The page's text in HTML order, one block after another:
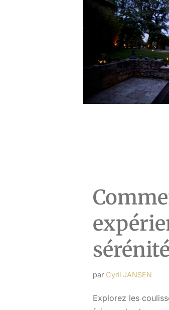
par Cyril JANSEN
Explorez les